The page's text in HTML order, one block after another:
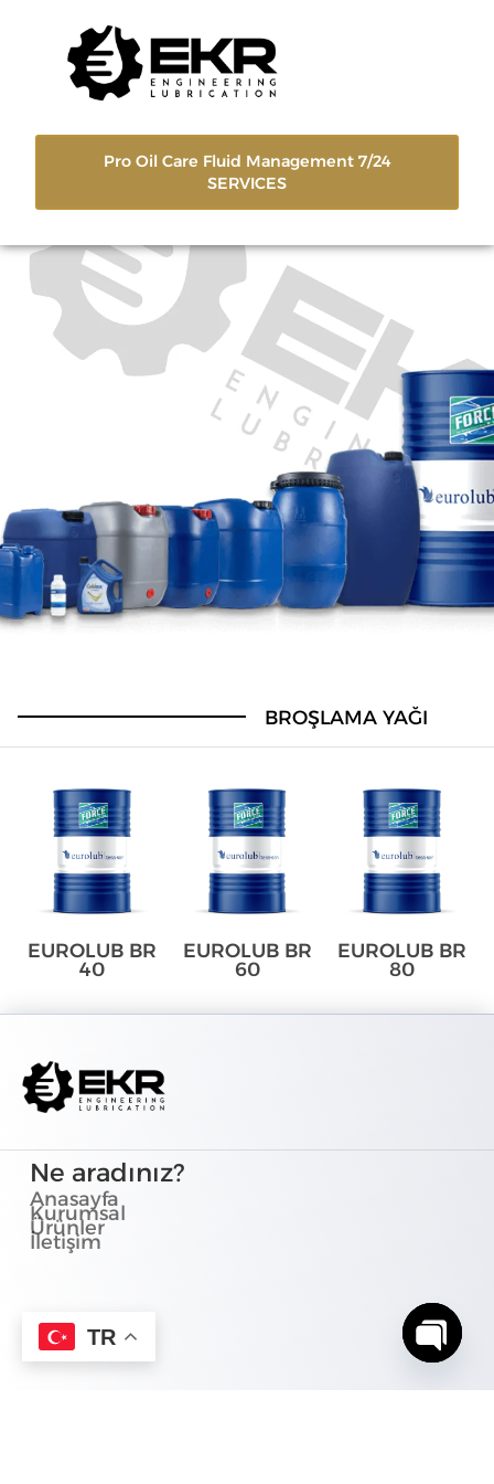
Pro Oil Care Fluid Management 7/24
SERVICES
BROŞLAMA YAĞI
EUROLUB BR
40
EUROLUB BR
60
EUROLUB BR
80
Ne aradınız?
Anasayfa
Kurumsal
Ürünler
İletişim
TR